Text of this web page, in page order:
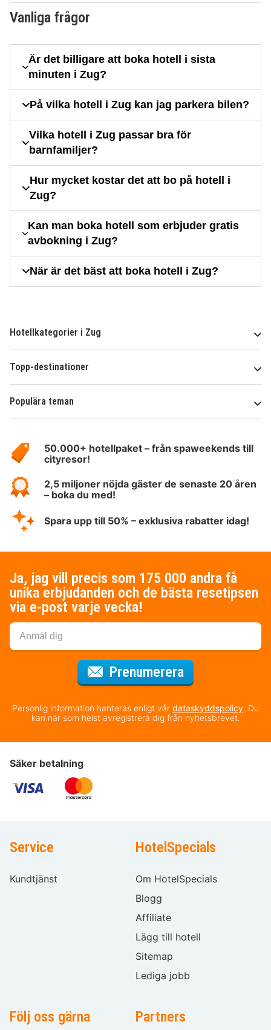
Vanliga frågor
Är det billigare att boka hotell i sista
minuten i Zug?
På vilka hotell i Zug kan jag parkera bilen?
Vilka hotell i Zug passar bra för
barnfamiljer?
Hur mycket kostar det att bo på hotell i
Zug?
Kan man boka hotell som erbjuder gratis
avbokning i Zug?
När är det bäst att boka hotell i Zug?
Hotellkategorier i Zug
Topp-destinationer
Populära teman
HotelSpecials50.000+ hotellpaket – från spaweekends till
cityresor!
2,5 miljoner nöjda gäster de senaste 20 åren
– boka du med!
Spara upp till 50% – exklusiva rabatter idag!
Ja, jag vill precis som 175 000 andra få
unika erbjudanden och de bästa resetipsen
via e-post varje vecka!
Prenumerera
Personlig information hanteras enligt vår dataskyddspolicy. Du
kan när som helst avregistrera dig från nyhetsbrevet.
Säker betalning
Service
Kundtjänst
HotelSpecials
Om HotelSpecials
Blogg
Affiliate
Lägg till hotell
Sitemap
Lediga jobb
Följ oss gärna Partners